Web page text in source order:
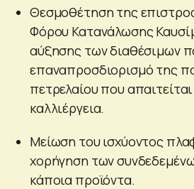
Θεσμοθέτηση της
Φόρου Κατανάλωσης
αύξησης των διαθέσιμων
επαναπροσδιορισμό της
πετρελαίου που
καλλιέργεια.
Μείωση του ισχύοντος
χορήγηση των
κάποια προϊόντα.